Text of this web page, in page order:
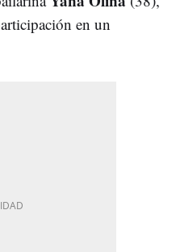
en un